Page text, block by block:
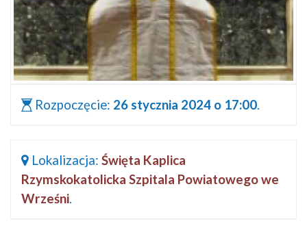
Rozpoczęcie: 26 stycznia 2024 o 17:00.
Lokalizacja: Święta Kaplica
Rzymskokatolicka Szpitala Powiatowego we
Wrześni.